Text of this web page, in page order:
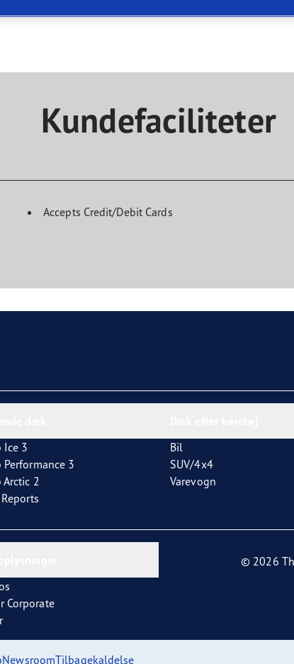
Kundefaciliteter
Accepts Credit/Debit Cards
Ice 3
Performance 3
Arctic 2
Bil
SUV/4x4
Varevogn
Corporate
© 2026
NewsroomTilbagekaldelse